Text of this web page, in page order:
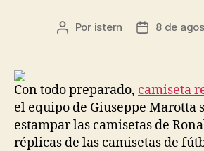
Autor
Por istern
Fecha
8 de
Con todo preparado, camiseta
el equipo de Giuseppe Marotta
estampar las camisetas de
réplicas de las camisetas de